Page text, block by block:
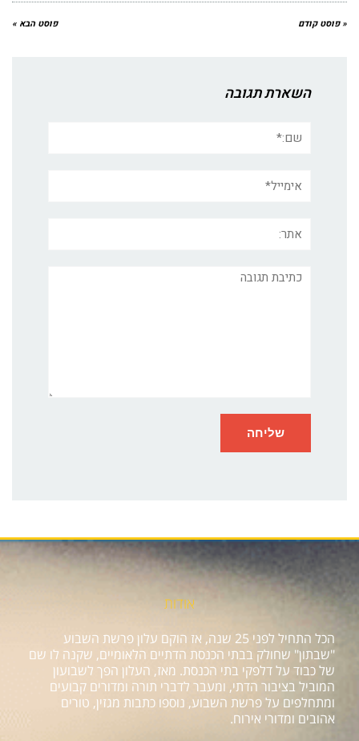
« פוסט קודם פוסט הבא »
השארת תגובה
תגובה
אודות
הכל התחיל לפני 25 שנה, אז הוקם עלון פרשת השבוע
"שבתון" שחולק בבתי הכנסת הדתיים הלאומיים, שקנה לו שם
של כבוד על דלפקי בתי הכנסת. מאז, העלון הפך לשבועון
המוביל בציבור הדתי, ומעבר לדברי תורה ומדורים קבועים
ומתחלפים על פרשת השבוע, נוספו כתבות מגזין, טורים
אהובים ומדורי אירוח.